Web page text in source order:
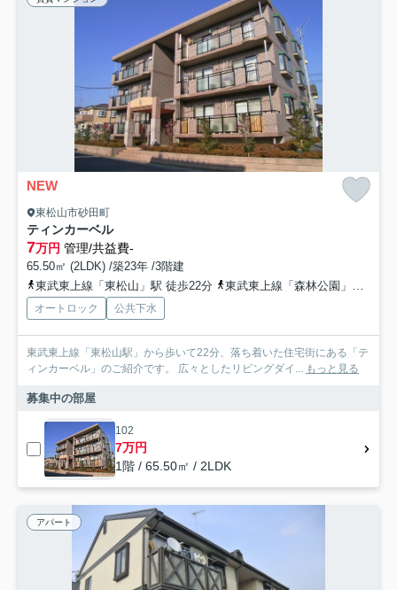
NEW
東松山市砂田町
ティンカーベル
7万円 管理/共益費-
65.50㎡ (2LDK) /築23年 /3階建
東武東上線「東松山」駅 徒歩22分
東武東上線「森林公園」駅 徒歩50分
オートロック 公共下水
東武東上線「東松山駅」から歩いて22分、落ち着いた住宅街にある「テ
ィンカーベル」のご紹介です。 広々としたリビングダイ... もっと見る
募集中の部屋
102
7万円
1階 / 65.50㎡ / 2LDK
アパート